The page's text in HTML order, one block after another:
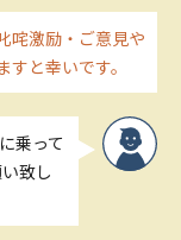
咤激励・ご意見や
と幸いです。
乗って
致し